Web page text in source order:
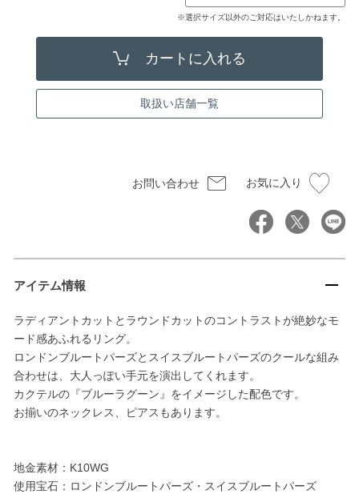
※選択サイズ以外のご対応はいたしかねます。
取扱い店舗一覧
お問い合わせ お気に入り
アイテム情報
ラディアントカットとラウンドカットのコントラストが絶妙なモ
ード感あふれるリング。
ロンドンブルートパーズとスイスブルートパーズのクールな組み
合わせは、大人っぽい手元を演出してくれます。
カクテルの『ブルーラグーン』をイメージした配色です。
お揃いのネックレス、ピアスもあります。
地金素材：K10WG
使用宝石：ロンドンブルートパーズ・スイスブルートパーズ